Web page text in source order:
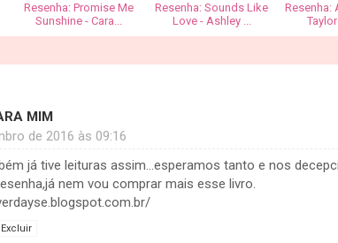
Resenha: Promise Me
Sunshine - Cara...
Resenha: Sounds Like
Love - Ashley ...
Resenha:
MIM
de 2016 às 09:16
já tive leituras assim...esperamos tanto e nos
nem vou comprar mais esse livro.
Excluir